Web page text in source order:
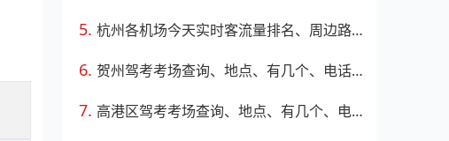
杭州各机场今天实时客流量排名、周边路况
贺州驾考考场查询、地点、有几个、电话、上班时间
高港区驾考考场查询、地点、有几个、电话、上班时间